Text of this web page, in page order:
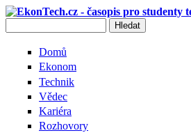
Přejít k hlavnímu obsahu
Domů
Ekonom
Technik
Vědec
Kariéra
Rozhovory